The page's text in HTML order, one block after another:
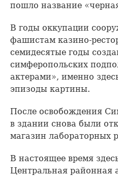
пошло название
В годы оккупации
фашистам казино-
семидесятые годы
симферопольских
актерами», именно
эпизоды картины.
После освобождения
в здании снова были
магазин лабораторных
В настоящее время
Центральная районная